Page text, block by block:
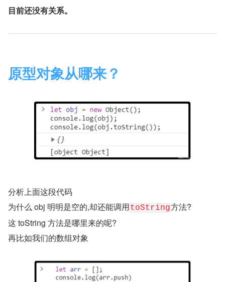
目前还没有关系。
原型对象从哪来？
分析上面这段代码
为什么 obj 明明是空的,却还能调用toString方法?
这 toString 方法是哪里来的呢?
再比如我们的数组对象